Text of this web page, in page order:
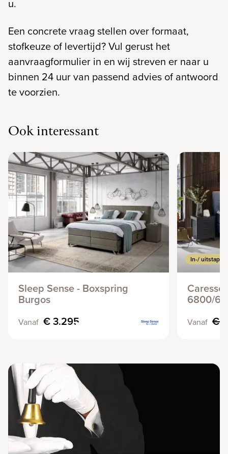
u.
Een concrete vraag stellen over formaat,
stofkeuze of levertijd? Vul gerust het
aanvraagformulier in en wij streven er naar u
binnen 24 uur van passend advies of antwoord
te voorzien.
Ook interessant
Sleep Sense - Boxspring
Burgos
Vanaf € 3.295
6800/
Vanaf €